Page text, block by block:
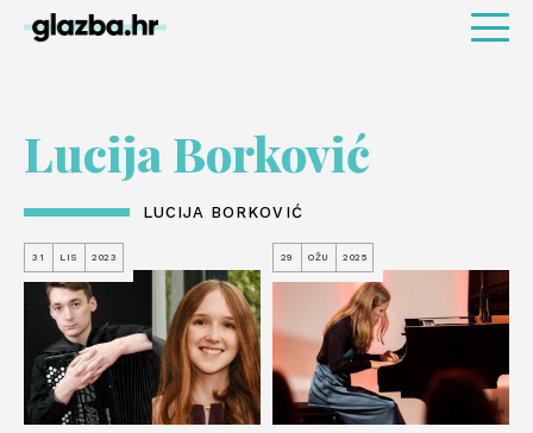
Lucija Borković
LUCIJA BORKOVIĆ
31 LIS 2023 29 OŽU 2025